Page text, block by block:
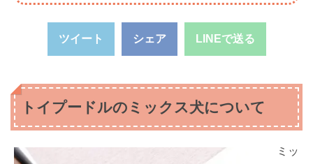
ツイート シェア LINEで送る
トイプードルのミックス犬について
ミッ